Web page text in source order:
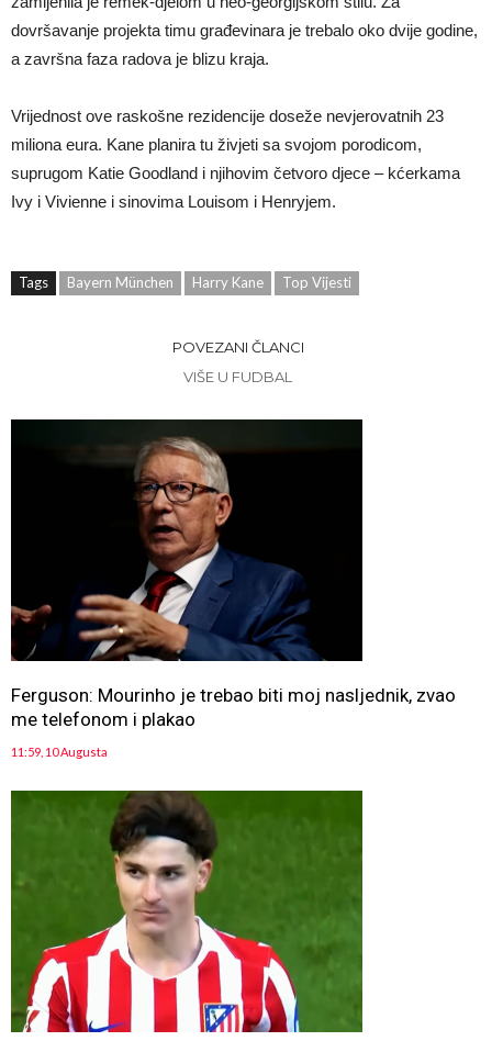
dovršavanje projekta timu građevinara je trebalo oko dvije godine,
a završna faza radova je blizu kraja.
Vrijednost ove raskošne rezidencije doseže nevjerovatnih 23
miliona eura. Kane planira tu živjeti sa svojom porodicom,
suprugom Katie Goodland i njihovim četvoro djece – kćerkama
Ivy i Vivienne i sinovima Louisom i Henryjem.
Tags Bayern München Harry Kane Top Vijesti
POVEZANI ČLANCI
VIŠE U FUDBAL
Ferguson: Mourinho je trebao biti moj nasljednik, zvao
me telefonom i plakao
11:59, 10 Augusta